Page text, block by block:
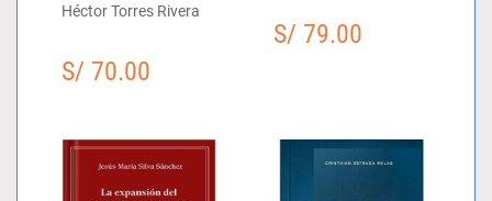
Héctor Torres Rivera
S/ 70.00
S/ 79.00